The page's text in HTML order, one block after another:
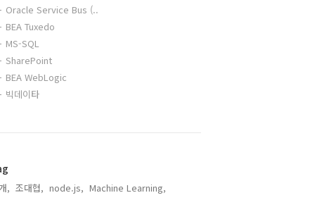
Oracle Service Bus (..
BEA Tuxedo
MS-SQL
SharePoint
BEA WebLogic
빅데이타
, 조대협, node.js, Machine Learning,